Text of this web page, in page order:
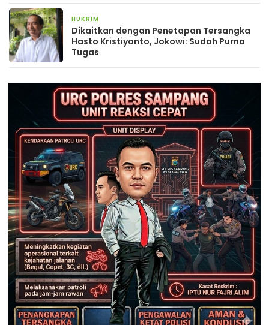
HUKRIM
Dikaitkan dengan Penetapan Tersangka
Hasto Kristiyanto, Jokowi: Sudah Purna
Tugas